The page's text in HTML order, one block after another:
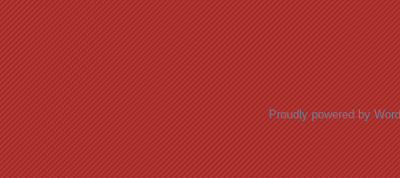
Proudly powered by